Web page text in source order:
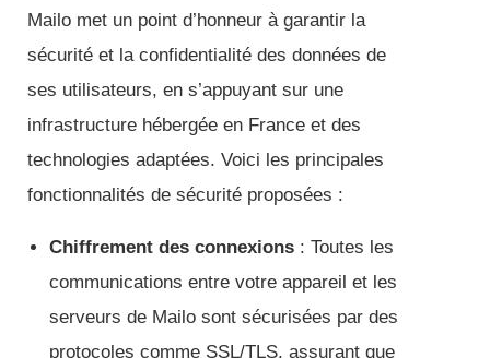
Mailo met un point d’honneur à garantir la
sécurité et la confidentialité des données de
ses utilisateurs, en s’appuyant sur une
infrastructure hébergée en France et des
technologies adaptées. Voici les principales
fonctionnalités de sécurité proposées :
Chiffrement des connexions : Toutes les
communications entre votre appareil et les
serveurs de Mailo sont sécurisées par des
protocoles comme SSL/TLS, assurant que